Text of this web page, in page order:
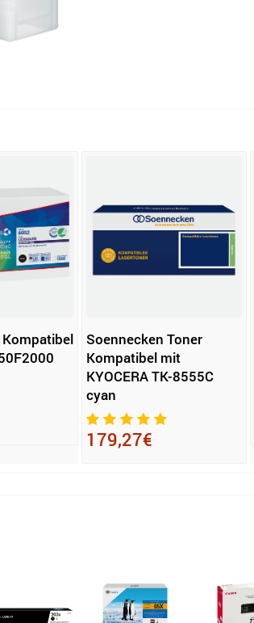
Soennecken Toner
Kompatibel mit
KYOCERA TK-8555C
cyan
179,27€